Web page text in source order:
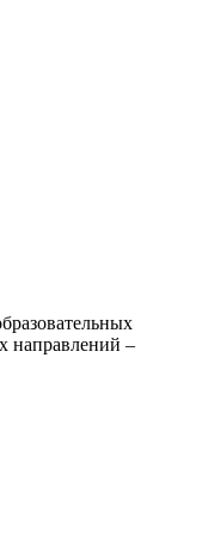
направлений –